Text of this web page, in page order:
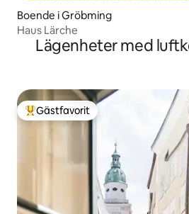
Boende i Gröbming
Haus Lärche
Lägenheter med
Populär gästfavorit
Gästfavorit